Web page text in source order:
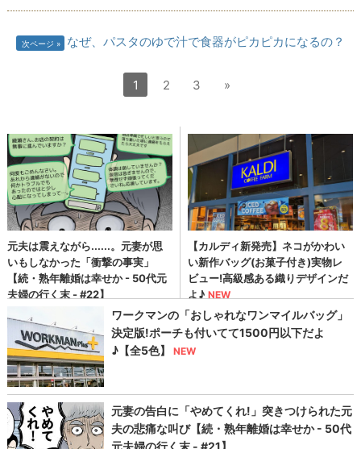
次ページ なぜ、パスタのゆで汁で食器がピカピカになるの？
1 2 3 »